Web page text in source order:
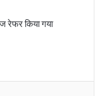
रेफर किया गया